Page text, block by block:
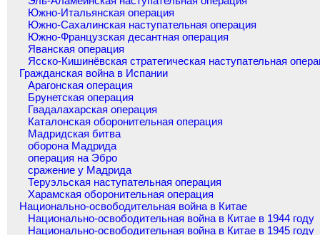
Южно-Итальянская операция
Южно-Сахалинская наступательная операция
Южно-Французская десантная операция
Яванская операция
Ясско-Кишинёвская стратегическая наступательная
Гражданская война в Испании
Арагонская операция
Брунетская операция
Гвадалахарская операция
Каталонская оборонительная операция
Мадридская битва
оборона Мадрида
операция на Эбро
сражение у Мадрида
Теруэльская наступательная операция
Харамская оборонительная операция
Национально-освободительная война в Китае
Национально-освободительная война в Китае в 1944 году
Национально-освободительная война в Китае в 1945 году